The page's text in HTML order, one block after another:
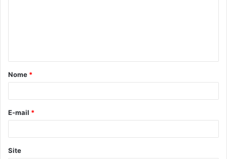
Nome *
E-mail *
Site